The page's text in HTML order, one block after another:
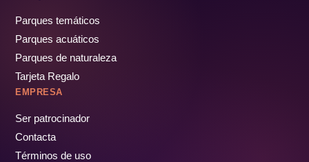
Parques temáticos
Parques acuáticos
Parques de naturaleza
Tarjeta Regalo
EMPRESA
Ser patrocinador
Contacta
Términos de uso